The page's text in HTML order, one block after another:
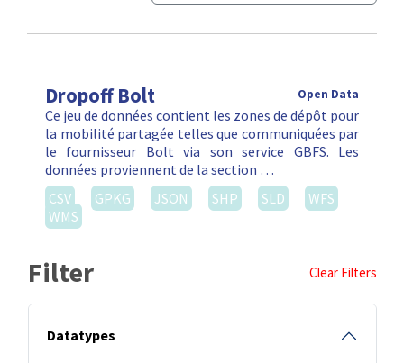
Dropoff Bolt Open Data
Ce jeu de données contient les zones de dépôt pour
la mobilité partagée telles que communiquées par
le fournisseur Bolt via son service GBFS. Les
données proviennent de la section …
CSV
GPKG JSON SHP SLD
WFS
WMS
Filter Clear Filters
Datatypes